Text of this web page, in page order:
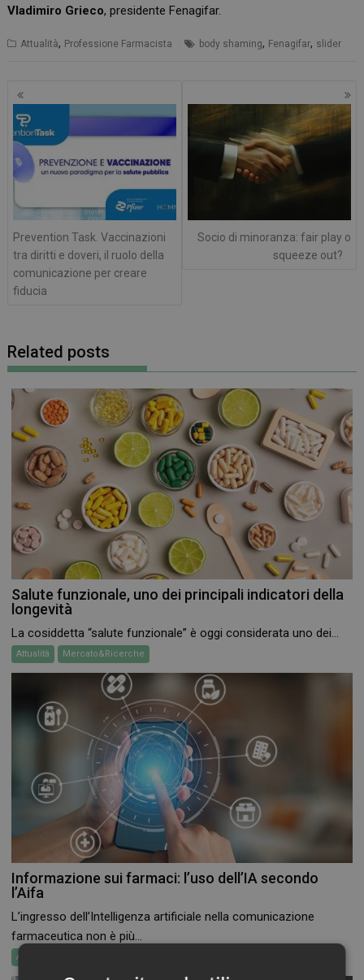
Vladimiro Grieco, presidente Fenagifar.
Attualità, Professione Farmacista body shaming, Fenagifar, slider
Navigazione
articoli
Prevention Task. Vaccinazioni
tra diritti e doveri, il ruolo della
comunicazione per creare
fiducia
Socio di minoranza: fair play o
squeeze out?
Related posts
Salute funzionale, uno dei principali indicatori della
longevità
La cosiddetta “salute funzionale” è oggi considerata uno dei...
Attualità Mercato&Ricerche
Informazione sui farmaci: l’uso dell’IA secondo
l’Aifa
L’ingresso dell’Intelligenza artificiale nella comunicazione
farmaceutica non è più...
Attualità